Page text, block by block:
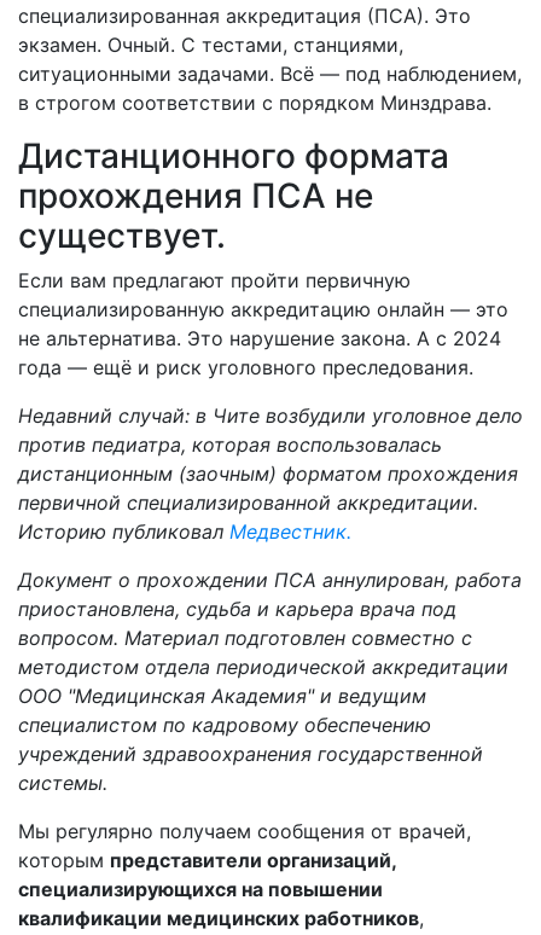
специализированная аккредитация (ПСА). Это
экзамен. Очный. С тестами, станциями,
ситуационными задачами. Всё — под наблюдением,
в строгом соответствии с порядком Минздрава.
Дистанционного формата
прохождения ПСА не
существует.
Если вам предлагают пройти первичную
специализированную аккредитацию онлайн — это
не альтернатива. Это нарушение закона. А с 2024
года — ещё и риск уголовного преследования.
Недавний случай: в Чите возбудили уголовное дело
против педиатра, которая воспользовалась
дистанционным (заочным) форматом прохождения
первичной специализированной аккредитации.
Историю публиковал Медвестник.
Документ о прохождении ПСА аннулирован, работа
приостановлена, судьба и карьера врача под
вопросом. Материал подготовлен совместно с
методистом отдела периодической аккредитации
ООО "Медицинская Академия" и ведущим
специалистом по кадровому обеспечению
учреждений здравоохранения государственной
системы.
Мы регулярно получаем сообщения от врачей,
которым представители организаций,
специализирующихся на повышении
квалификации медицинских работников,